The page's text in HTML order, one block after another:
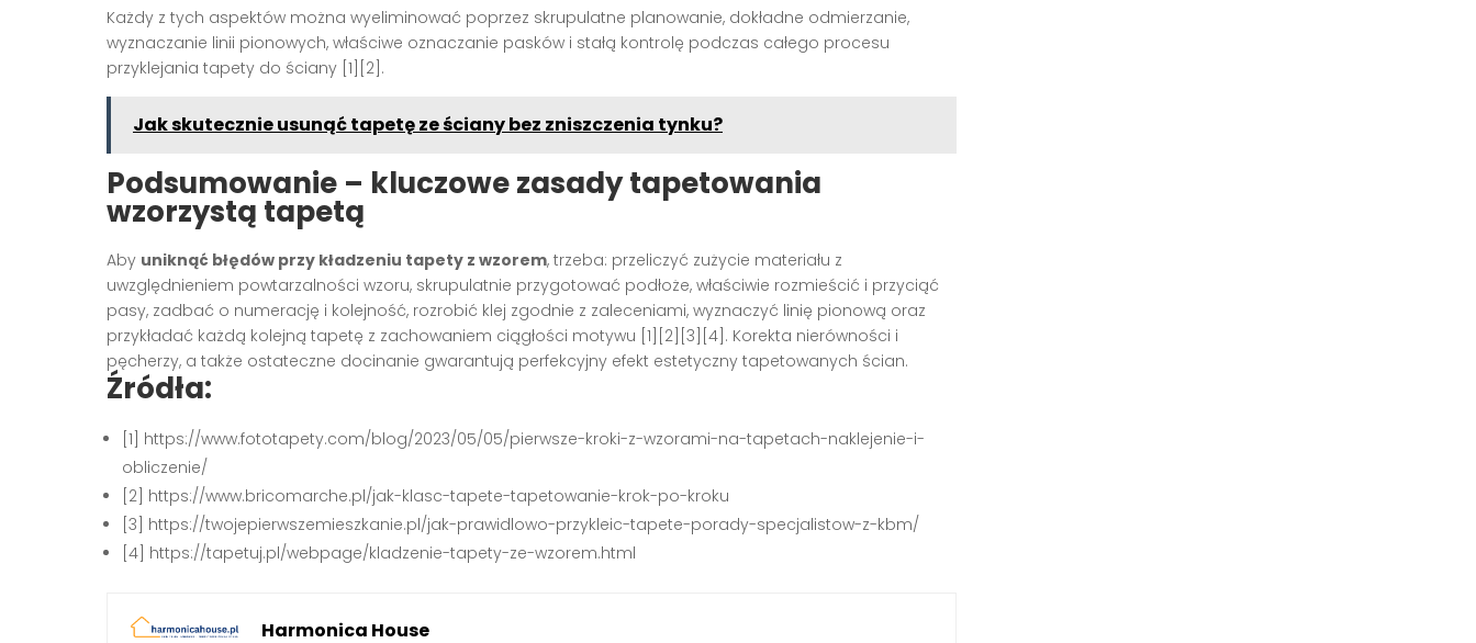
Każdy z tych aspektów można wyeliminować poprzez skrupulatne planowanie, dokładne odmierzanie,
wyznaczanie linii pionowych, właściwe oznaczanie pasków i stałą kontrolę podczas całego procesu
przyklejania tapety do ściany [1][2] .
Jak skutecznie usunąć tapetę ze ściany bez zniszczenia tynku?
Podsumowanie – kluczowe zasady tapetowania
wzorzystą tapetą
Aby uniknąć błędów przy kładzeniu tapety z wzorem, trzeba: przeliczyć zużycie materiału z
uwzględnieniem powtarzalności wzoru, skrupulatnie przygotować podłoże, właściwie rozmieścić i przyciąć
pasy, zadbać o numerację i kolejność, rozrobić klej zgodnie z zaleceniami, wyznaczyć linię pionową oraz
przykładać każdą kolejną tapetę z zachowaniem ciągłości motywu [1][2][3][4] . Korekta nierówności i
pęcherzy, a także ostateczne docinanie gwarantują perfekcyjny efekt estetyczny tapetowanych ścian.
Źródła:
[1] https://www.fototapety.com/blog/2023/05/05/pierwsze-kroki-z-wzorami-na-tapetach-naklejenie-i-
obliczenie/
[2] https://www.bricomarche.pl/jak-klasc-tapete-tapetowanie-krok-po-kroku
[3] https://twojepierwszemieszkanie.pl/jak-prawidlowo-przykleic-tapete-porady-specjalistow-z-kbm/
[4] https://tapetuj.pl/webpage/kladzenie-tapety-ze-wzorem.html
Harmonica House